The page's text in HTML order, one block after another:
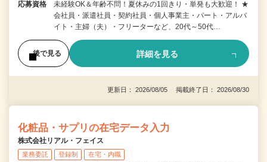
応募資格
未経験OK＆年齢不問！夏休みの1回きり・単発も大歓迎！ ★
会社員・派遣社員・契約社員・個人事業主・パート・アルバ
イト・主婦（夫）・フリーターなど、20代～50代…
後で見る 詳細を見る
更新日： 2026/08/05 掲載終了日： 2026/08/30
化粧品・サプリの在宅データ入力
株式会社リアル・フェイス
業務委託 登録制 在宅・内職